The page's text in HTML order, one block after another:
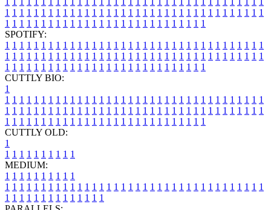
1 1 1 1 1 1 1 1 1 1 1 1 1 1 1 1 1 1 1 1 1 1 1 1 1 1 1 1 1 1 1 1 1 1 1 1
1 1 1 1 1 1 1 1 1 1 1 1 1 1 1 1 1 1 1 1 1 1 1 1 1 1 1 1
SPOTIFY:
1 1 1 1 1 1 1 1 1 1 1 1 1 1 1 1 1 1 1 1 1 1 1 1 1 1 1 1 1 1 1 1 1 1 1 1
1 1 1 1 1 1 1 1 1 1 1 1 1 1 1 1 1 1 1 1 1 1 1 1 1 1 1 1 1 1 1 1 1 1 1 1
1 1 1 1 1 1 1 1 1 1 1 1 1 1 1 1 1 1 1 1 1 1 1 1 1 1 1 1
CUTTLY BIO:
1
1 1 1 1 1 1 1 1 1 1 1 1 1 1 1 1 1 1 1 1 1 1 1 1 1 1 1 1 1 1 1 1 1 1 1 1
1 1 1 1 1 1 1 1 1 1 1 1 1 1 1 1 1 1 1 1 1 1 1 1 1 1 1 1 1 1 1 1 1 1 1 1
1 1 1 1 1 1 1 1 1 1 1 1 1 1 1 1 1 1 1 1 1 1 1 1 1 1 1 1
CUTTLY OLD:
1
1 1 1 1 1 1 1 1 1 1
MEDIUM:
1 1 1 1 1 1 1 1 1 1
1 1 1 1 1 1 1 1 1 1 1 1 1 1 1 1 1 1 1 1 1 1 1 1 1 1 1 1 1 1 1 1 1 1 1 1
1 1 1 1 1 1 1 1 1 1 1 1 1 1